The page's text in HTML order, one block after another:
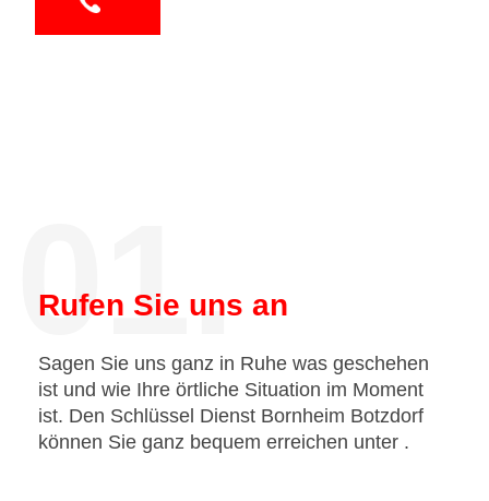
01.
Rufen Sie uns an
Sagen Sie uns ganz in Ruhe was geschehen
ist und wie Ihre örtliche Situation im Moment
ist. Den Schlüssel Dienst Bornheim Botzdorf
können Sie ganz bequem erreichen unter .